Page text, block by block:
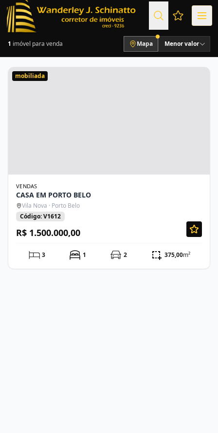
Favoritos
1 imóvel para venda Mapa Menor valor
mobiliada
VENDAS
CASA EM PORTO BELO
Vila Nova · Porto Belo
Código: V1612
R$ 1.500.000,00
3 1 2 375,00m²